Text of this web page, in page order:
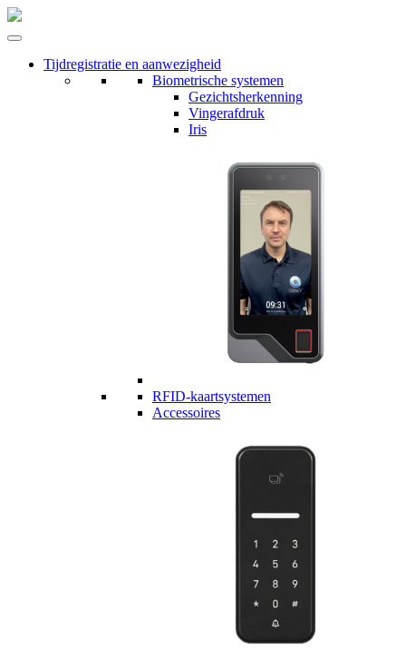
Tijdregistratie en aanwezigheid
Biometrische systemen
Gezichtsherkenning
Vingerafdruk
Iris
RFID-kaartsystemen
Accessoires